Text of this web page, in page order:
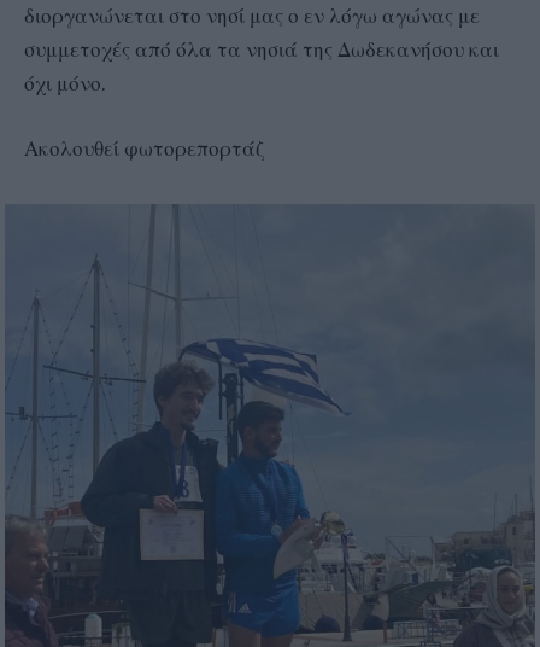
διοργανώνεται στο νησί μας ο εν λόγω αγώνας με
συμμετοχές από όλα τα νησιά της Δωδεκανήσου και
όχι μόνο.
Ακολουθεί φωτορεπορτάζ